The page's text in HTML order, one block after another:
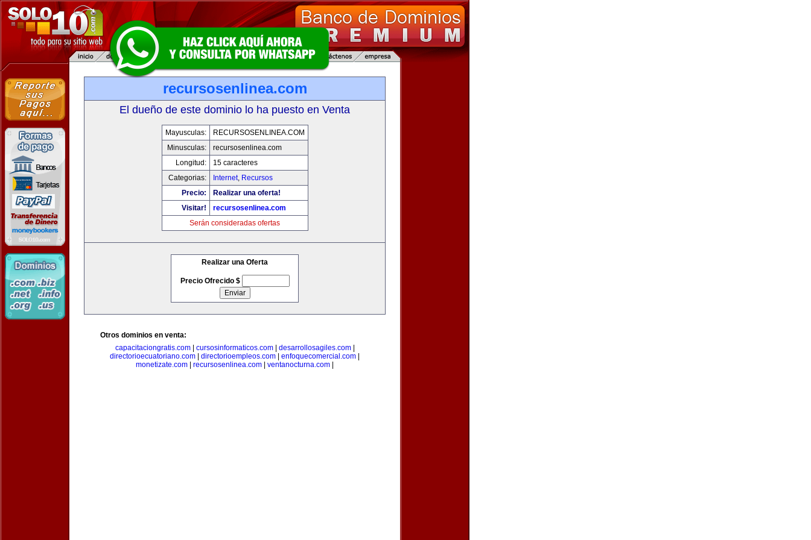
recursosenlinea.com
El dueño de este dominio lo ha puesto en Venta
Mayusculas:
RECURSOSENLINEA.COM
Minusculas:
recursosenlinea.com
Longitud:
15 caracteres
Categorias:
Internet, Recursos
Precio:
Realizar una oferta!
Visitar!
recursosenlinea.com
Serán consideradas ofertas
Realizar una Oferta
Precio Ofrecido $
Otros dominios en venta:
capacitaciongratis.com| cursosinformaticos.com| desarrollosagiles.com|
directorioecuatoriano.com
directorioempleos.com enfoquecomercial.com
monetizate.com
recursosenlinea.com ventanocturna.com